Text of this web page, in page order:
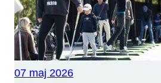
07 maj 2026